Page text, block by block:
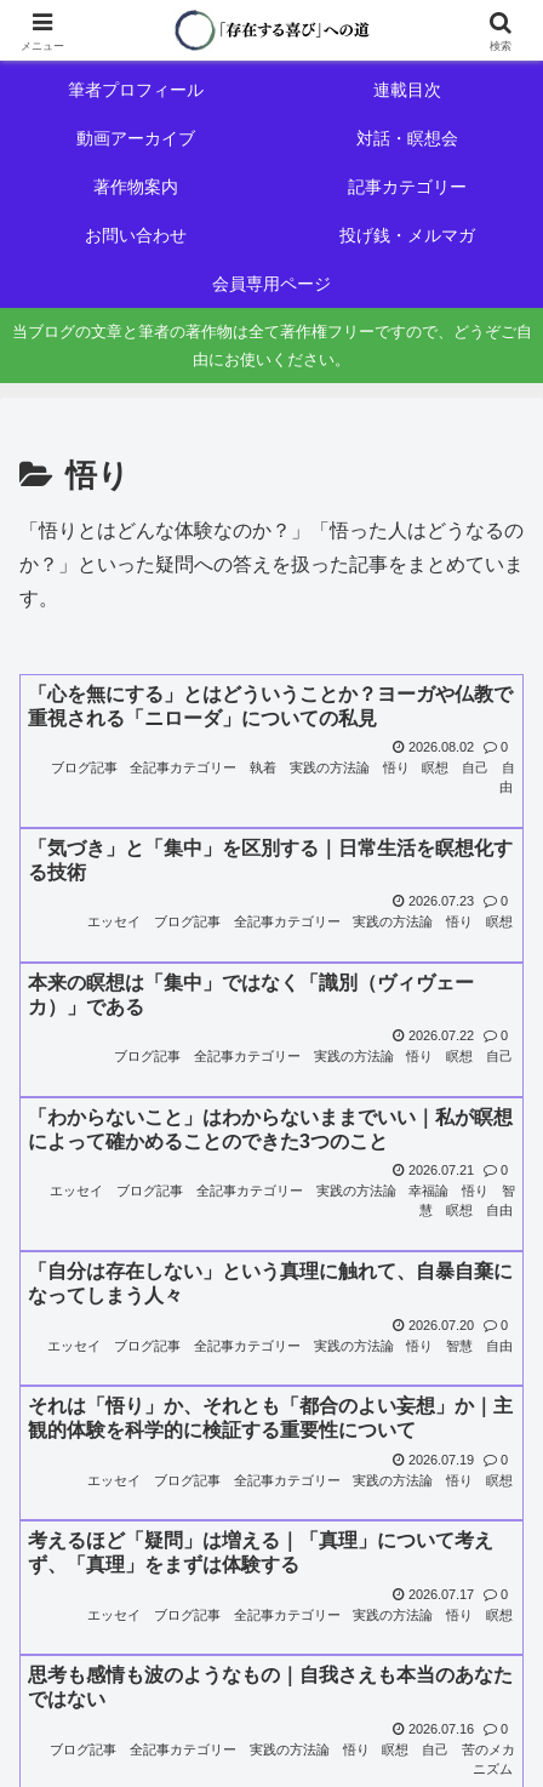
初めての方へ
筆者プロフィール 連載目次
動画アーカイブ 対話・瞑想会
著作物案内 記事カテゴリー
お問い合わせ 投げ銭・メルマガ
会員専用ページ
当ブログの文章と筆者の著作物は全て著作権フリーですので、どうぞご自
由にお使いください。
悟り
「悟りとはどんな体験なのか？」「悟った人はどうなるの
か？」といった疑問への答えを扱った記事をまとめていま
す。
「心を無にする」とはどういうことか？ヨーガや仏教で
重視される「ニローダ」についての私見
2026.08.02
0
ブログ記事
全記事カテゴリー 執着 実践の方法論 悟り 瞑想 自己
自
由
「気づき」と「集中」を区別する｜日常生活を瞑想化す
る技術
2026.07.23
0
エッセイ
ブログ記事 全記事カテゴリー 実践の方法論 悟り 瞑想
本来の瞑想は「集中」ではなく「識別（ヴィヴェー
カ）」である
2026.07.22
0
ブログ記事
全記事カテゴリー 実践の方法論 悟り 瞑想 自己
「わからないこと」はわからないままでいい｜私が瞑想
によって確かめることのできた3つのこと
2026.07.21
0
エッセイ
ブログ記事 全記事カテゴリー 実践の方法論 幸福論 悟り
智
慧
瞑想 自由
「自分は存在しない」という真理に触れて、自暴自棄に
なってしまう人々
2026.07.20
0
エッセイ
ブログ記事 全記事カテゴリー 実践の方法論 悟り 智慧 自由
それは「悟り」か、それとも「都合のよい妄想」か｜主
観的体験を科学的に検証する重要性について
2026.07.19
0
エッセイ
ブログ記事 全記事カテゴリー 実践の方法論 悟り 瞑想
考えるほど「疑問」は増える｜「真理」について考え
ず、「真理」をまずは体験する
2026.07.17
0
エッセイ
ブログ記事 全記事カテゴリー 実践の方法論 悟り 瞑想
思考も感情も波のようなもの｜自我さえも本当のあなた
ではない
2026.07.16
0
ブログ記事
全記事カテゴリー 実践の方法論 悟り 瞑想 自己
苦のメカ
ニズム
メニュー 検索